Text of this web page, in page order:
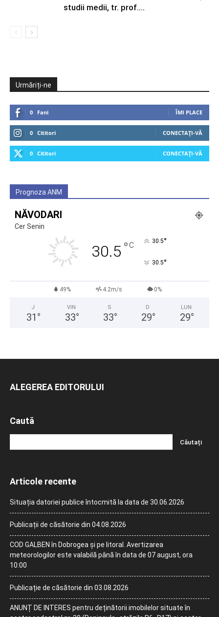
studii medii, tr. prof....
Urmăriți-ne
0 Fani ÎMI PLACE
0 Cititori CONECTAȚI-VĂ
0 Cititori CONECTAȚI-VĂ
Prognoza ANM
NĂVODARI
Cer Senin
30.5 °C 30.5°
30.5°
49% 4.2m/s 0%
J
31 °
VIN
33°
S
33°
D
29°
LUN
29°
ALEGEREA EDITORULUI
Caută
Articole recente
Situația datoriei publice întocmită la data de 30.06.2026
Publicații de căsătorie din 04.08.2026
COD GALBEN în Dobrogea și pe litoral. Avertizarea
meteorologilor este valabilă până în data de 07 august, ora
10:00
Publicație de căsătorie din 03.08.2026
ANUNȚ DE INTERES pentru deținătorii imobilelor situate în